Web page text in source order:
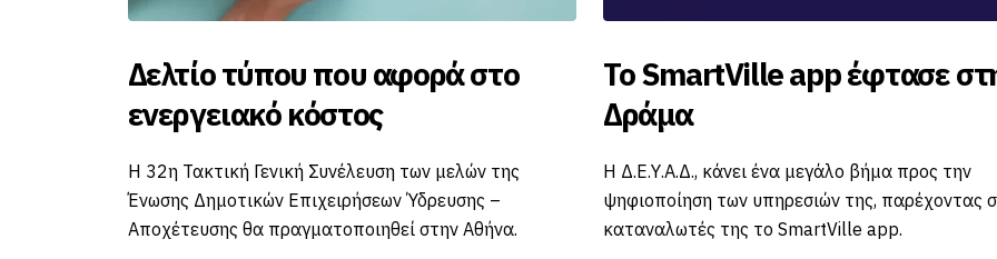
τύπου που αφορά στο
κόστος
Γενική Συνέλευση των μελών της
Επιχειρήσεων Ύδρευσης –
θα πραγματοποιηθεί στην Αθήνα.
Το SmartVille app έφτασε στην
Η Δ.Ε.Υ.Α.Δ., κάνει ένα μεγάλο βήμα προς την
ψηφιοποίηση των υπηρεσιών της, παρέχοντας στους
καταναλωτές της το SmartVille app.
προσκλήσεώς